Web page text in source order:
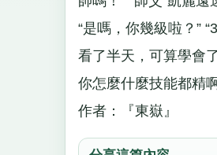
“是嗎，你幾級啦？”
看了半天，可算學會
你怎麼什麼技能都精
作者：『東嶽』